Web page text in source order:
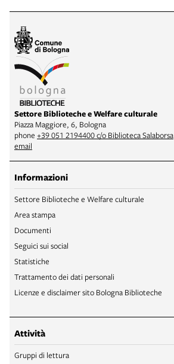
Settore Biblioteche e Welfare culturale
Piazza Maggiore, 6, Bologna
phone +39 051 2194400 c/o Biblioteca Salaborsa
email
Informazioni
Settore Biblioteche e Welfare culturale
Area stampa
Documenti
Seguici sui social
Statistiche
Trattamento dei dati personali
Licenze e disclaimer sito Bologna Biblioteche
Attività
Gruppi di lettura